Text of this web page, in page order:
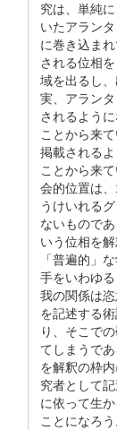
究は、単純
いたアラン
に巻き込ま
される位相
域を出るし
実、アラン
されるよう
ことから来
掲載される
ことから来
会的位置は
うけいれる
ないもので
いう位相を
「普遍的」
手をいわゆ
我の関係は
を記述する
り、そこで
てしまうで
を解釈の枠
究者として
に依って生
ことになろ